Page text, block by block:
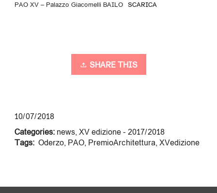
PAO XV – Palazzo Giacomelli BAILO SCARICA
SHARE THIS
10/07/2018
Categories: news, XV edizione - 2017/2018
Tags: Oderzo, PAO, PremioArchitettura, XVedizione